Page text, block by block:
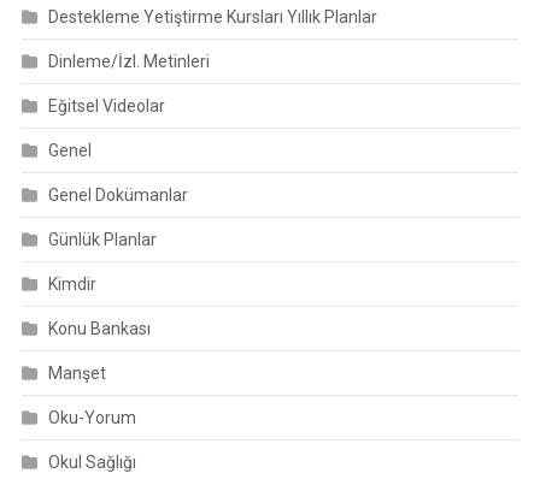
Destekleme Yetiştirme Kursları Yıllık Planlar
Dinleme/İzl. Metinleri
Eğitsel Videolar
Genel
Genel Dokümanlar
Günlük Planlar
Kimdir
Konu Bankası
Manşet
Oku-Yorum
Okul Sağlığı